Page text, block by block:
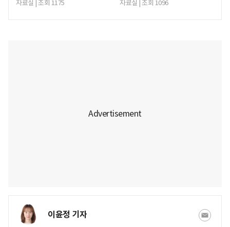
자료실 | 조회 1175 자료실 | 조회 1096
이윤정 기자